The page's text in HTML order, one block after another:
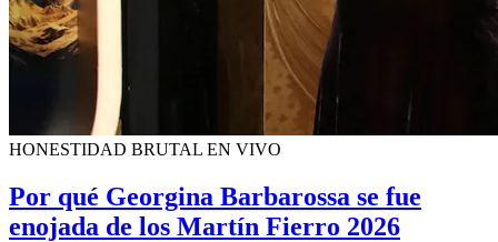
HONESTIDAD BRUTAL EN VIVO
Por qué Georgina Barbarossa se fue
enojada de los Martín Fierro 2026